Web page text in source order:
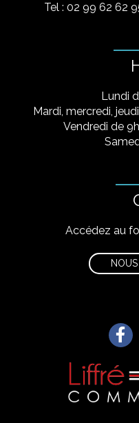
Tel : 02 99 62 62
Lundi
Mardi, mercredi,
Vendredi de
Accédez au